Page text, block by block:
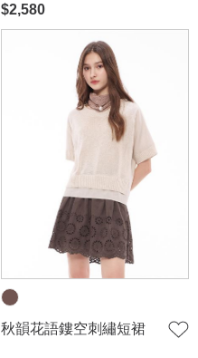
$2,580
秋韻花語鏤空刺繡短裙